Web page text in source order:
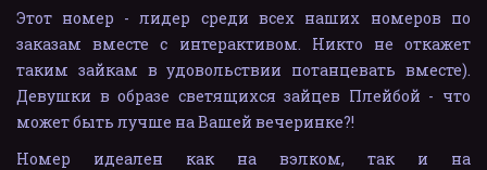
Этот номер - лидер среди всех наших номеров по
заказам вместе с интерактивом. Никто не откажет
таким зайкам в удовольствии потанцевать вместе).
Девушки в образе светящихся зайцев Плейбой - что
может быть лучше на Вашей вечеринке?!
Номер идеален как на вэлком, так и на